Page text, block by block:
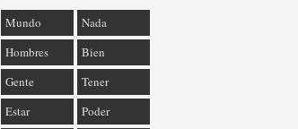
Mundo
Nada
Hombres
Bien
Gente
Tener
Estar
Poder